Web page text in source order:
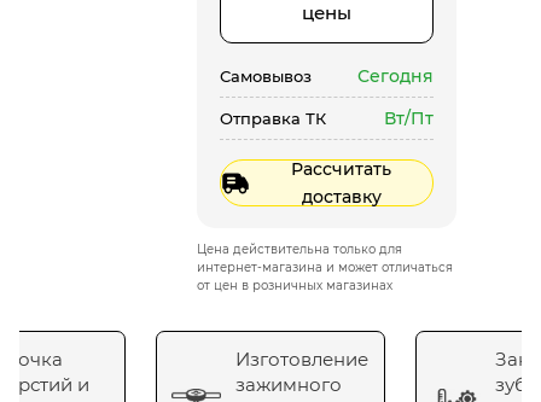
цены
Самовывоз Сегодня
Отправка ТК Вт/Пт
Рассчитать
доставку
Цена действительна только для
интернет-магазина и может отличаться
от цен в розничных магазинах
и
Изготовление
зажимного